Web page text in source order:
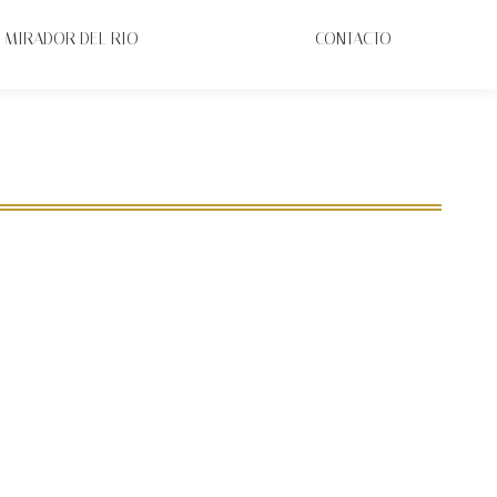
MIRADOR DEL RIO CONTACTO